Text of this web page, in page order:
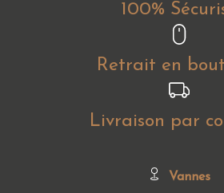
100%
Retrait en
Livraison par
Vannes